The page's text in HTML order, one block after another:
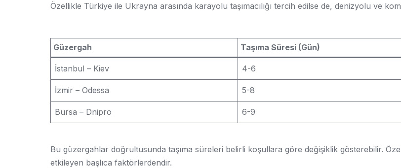
Özellikle Türkiye ile Ukrayna arasında karayolu taşımacılığı tercih edilse de, denizyolu ve
Güzergah Taşıma Süresi (Gün)
İstanbul – Kiev 4-6
İzmir – Odessa 5-8
Bursa – Dnipro 6-9
Bu güzergahlar doğrultusunda taşıma süreleri belirli koşullara göre değişiklik gösterebilir.
etkileyen başlıca faktörlerdendir.